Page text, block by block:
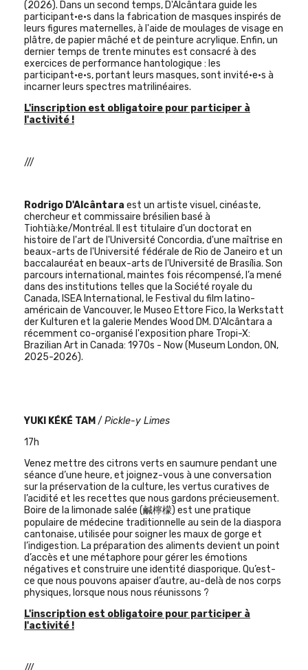
(2026). Dans un second temps, D'Alcântara guide les
participant·e·s dans la fabrication de masques inspirés de
leurs figures maternelles, à l'aide de moulages de visage en
plâtre, de papier mâché et de peinture acrylique. Enfin, un
dernier temps de trente minutes est consacré à des
exercices de performance hantologique : les
participant·e·s, portant leurs masques, sont invité·e·s à
incarner leurs spectres matrilinéaires.
L'inscription est obligatoire pour participer à
l'activité !
///
Rodrigo D'Alcântara est un artiste visuel, cinéaste,
chercheur et commissaire brésilien basé à
Tiohtià:ke/Montréal. Il est titulaire d'un doctorat en
histoire de l'art de l'Université Concordia, d'une maîtrise en
beaux-arts de l'Université fédérale de Rio de Janeiro et un
baccalauréat en beaux-arts de l'Université de Brasília. Son
parcours international, maintes fois récompensé, l’a mené
dans des institutions telles que la Société royale du
Canada, ISEA International, le Festival du film latino-
américain de Vancouver, le Museo Ettore Fico, la Werkstatt
der Kulturen et la galerie Mendes Wood DM. D'Alcântara a
récemment co-organisé l'exposition phare Tropi-X:
Brazilian Art in Canada: 1970s - Now (Museum London, ON,
2025-2026).
YUKI KÉKÉ TAM / Pickle-y Limes
17h
Venez mettre des citrons verts en saumure pendant une
séance d’une heure, et joignez-vous à une conversation
sur la préservation de la culture, les vertus curatives de
l’acidité et les recettes que nous gardons précieusement.
Boire de la limonade salée (鹹檸檬) est une pratique
populaire de médecine traditionnelle au sein de la diaspora
cantonaise, utilisée pour soigner les maux de gorge et
l’indigestion. La préparation des aliments devient un point
d’accès et une métaphore pour gérer les émotions
négatives et construire une identité diasporique. Qu’est-
ce que nous pouvons apaiser d’autre, au-delà de nos corps
physiques, lorsque nous nous réunissons ?
L'inscription est obligatoire pour participer à
l'activité !